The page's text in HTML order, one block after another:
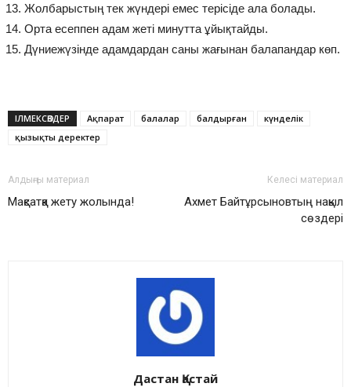
Жолбарыстың тек жүндері емес терісіде ала болады.
Орта есеппен адам жеті минутта ұйықтайды.
Дүниежүзінде адамдардан саны жағынан балапандар көп.
ІЛМЕКСӨЗДЕР Ақпарат балалар балдырған
күнделік
қызықты деректер
Алдыңғы материал
Мақсатқа жету жолында!
Келесі материал
Ахмет Байтұрсыновтың нақыл
сөздері
Дастан Қастай